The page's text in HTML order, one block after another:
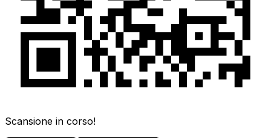
Scansione in corso!